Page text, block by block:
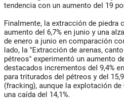
tendencia con un aumento del 19
Finalmente, la extracción de piedra
aumento del 6,7% en junio y una
de enero a junio en comparación
lado, la "Extracción de arenas,
pétreos" experimentó un aumento
destacados incrementos del 9,4%
para triturados del pétreos y del
(fracking), aunque la explotación
una caída del 14,1%.